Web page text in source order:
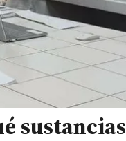
sustancias